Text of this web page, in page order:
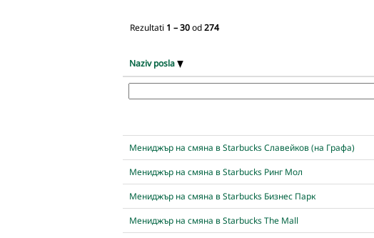
Rezultati 1 – 30od274
Naziv posla
Мениджър на смяна в Starbucks Славейков (на Графа)
Мениджър на смяна в Starbucks Ринг Мол
Мениджър на смяна в Starbucks Бизнес Парк
Мениджър на смяна в Starbucks The Mall